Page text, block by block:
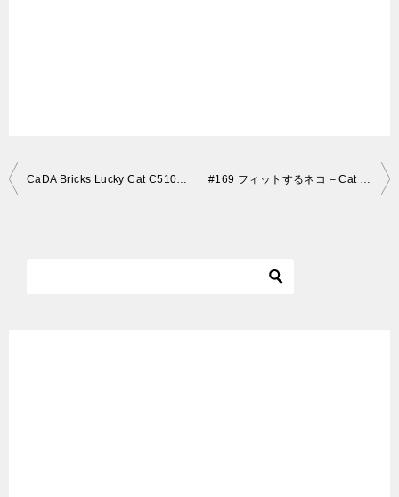
投
CaDA Bricks Lucky Cat C51037W #169 フィットするネコ – Cat fitting in with anywhere –